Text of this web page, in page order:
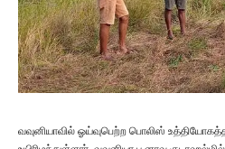
வவுனியாவில் ஓய்வுபெற்ற பொலிஸ்